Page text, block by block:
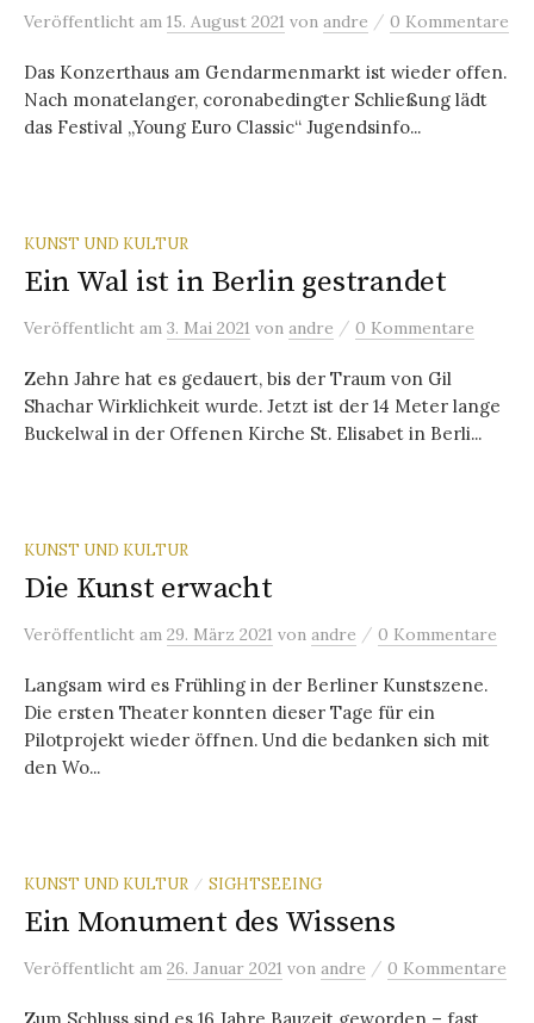
Veröffentlicht am 15. August 2021 von andre / 0 Kommentare
Das Konzerthaus am Gendarmenmarkt ist wieder offen.
Nach monatelanger, coronabedingter Schließung lädt
das Festival „Young Euro Classic“ Jugendsinfo...
KUNST UND KULTUR
Ein Wal ist in Berlin gestrandet
Veröffentlicht am 3. Mai 2021 von andre / 0 Kommentare
Zehn Jahre hat es gedauert, bis der Traum von Gil
Shachar Wirklichkeit wurde. Jetzt ist der 14 Meter lange
Buckelwal in der Offenen Kirche St. Elisabet in Berli...
KUNST UND KULTUR
Die Kunst erwacht
Veröffentlicht am 29. März 2021 von andre / 0 Kommentare
Langsam wird es Frühling in der Berliner Kunstszene.
Die ersten Theater konnten dieser Tage für ein
Pilotprojekt wieder öffnen. Und die bedanken sich mit
den Wo...
KUNST UND KULTUR / SIGHTSEEING
Ein Monument des Wissens
Veröffentlicht am 26. Januar 2021 von andre / 0 Kommentare